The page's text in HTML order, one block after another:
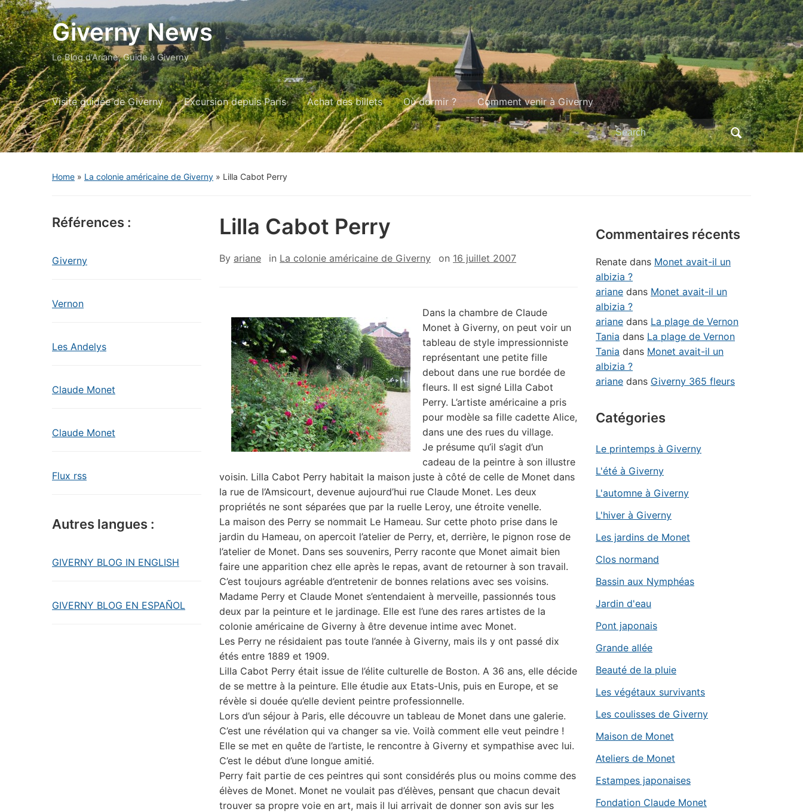
Giverny News
Le Blog d'Ariane, Guide à Giverny
Visite guidée de Giverny Excursion depuis Paris Achat des billets Où dormir ? Comment venir à Giverny
Search
for:
Home » La colonie américaine de Giverny » Lilla Cabot Perry
Références :
Giverny
Vernon
Les Andelys
Claude Monet
Claude Monet
Flux rss
Autres langues :
GIVERNY BLOG IN ENGLISH
GIVERNY BLOG EN ESPAÑOL
Lilla Cabot Perry
By ariane in La colonie américaine de Giverny on 16 juillet 2007
Dans la chambre de Claude
Monet à Giverny, on peut voir un
tableau de style impressionniste
représentant une petite fille
debout dans une rue bordée de
fleurs. Il est signé Lilla Cabot
Perry. L’artiste américaine a pris
pour modèle sa fille cadette Alice,
dans une des rues du village.
Je présume qu’il s’agit d’un
cadeau de la peintre à son illustre
voisin. Lilla Cabot Perry habitait la maison juste à côté de celle de Monet dans
la rue de l’Amsicourt, devenue aujourd’hui rue Claude Monet. Les deux
propriétés ne sont séparées que par la ruelle Leroy, une étroite venelle.
La maison des Perry se nommait Le Hameau. Sur cette photo prise dans le
jardin du Hameau, on apercoit l’atelier de Perry, et, derrière, le pignon rose de
l’atelier de Monet. Dans ses souvenirs, Perry raconte que Monet aimait bien
faire une apparition chez elle après le repas, avant de retourner à son travail.
C’est toujours agréable d’entretenir de bonnes relations avec ses voisins.
Madame Perry et Claude Monet s’entendaient à merveille, passionnés tous
deux par la peinture et le jardinage. Elle est l’une des rares artistes de la
colonie américaine de Giverny à être devenue intime avec Monet.
Les Perry ne résidaient pas toute l’année à Giverny, mais ils y ont passé dix
étés entre 1889 et 1909.
Lilla Cabot Perry était issue de l’élite culturelle de Boston. A 36 ans, elle décide
de se mettre à la peinture. Elle étudie aux Etats-Unis, puis en Europe, et se
révèle si douée qu’elle devient peintre professionnelle.
Lors d’un séjour à Paris, elle découvre un tableau de Monet dans une galerie.
C’est une révélation qui va changer sa vie. Voilà comment elle veut peindre !
Elle se met en quête de l’artiste, le rencontre à Giverny et sympathise avec lui.
C’est le début d’une longue amitié.
Perry fait partie de ces peintres qui sont considérés plus ou moins comme des
élèves de Monet. Monet ne voulait pas d’élèves, pensant que chacun devait
trouver sa propre voie en art, mais il lui arrivait de donner son avis sur les
Commentaires récents
Renate dans Monet avait-il un
albizia ?
ariane dans Monet avait-il un
albizia ?
ariane dans La plage de Vernon
Tania dans La plage de Vernon
Tania dans Monet avait-il un
albizia ?
ariane dans Giverny 365 fleurs
Catégories
Le printemps à Giverny
L'été à Giverny
L'automne à Giverny
L'hiver à Giverny
Les jardins de Monet
Clos normand
Bassin aux Nymphéas
Jardin d'eau
Pont japonais
Grande allée
Beauté de la pluie
Les végétaux survivants
Les coulisses de Giverny
Maison de Monet
Ateliers de Monet
Estampes japonaises
Fondation Claude Monet